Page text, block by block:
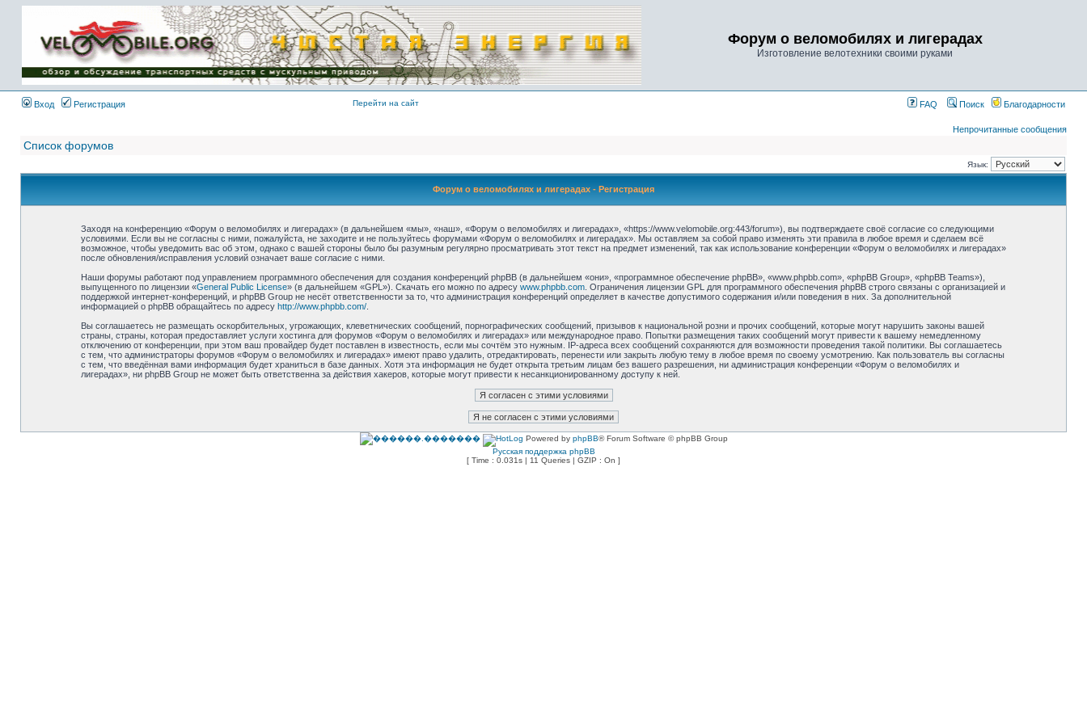
Имя пользователя:
Пароль:
{ LOG_ME_IN_SHORT
}
Форум о веломобилях и лигерадах
Изготовление велотехники своими руками
Вход Регистрация Перейти на сайт FAQ Поиск Благодарности
Непрочитанные сообщения
Список форумов
Язык:
Форум о веломобилях и лигерадах - Регистрация
Заходя на конференцию «Форум о веломобилях и лигерадах» (в дальнейшем «мы», «наш», «Форум о веломобилях и лигерадах», «https://www.velomobile.org:443/forum»), вы подтверждаете своё согласие со следующими
условиями. Если вы не согласны с ними, пожалуйста, не заходите и не пользуйтесь форумами «Форум о веломобилях и лигерадах». Мы оставляем за собой право изменять эти правила в любое время и сделаем всё
возможное, чтобы уведомить вас об этом, однако с вашей стороны было бы разумным регулярно просматривать этот текст на предмет изменений, так как использование конференции «Форум о веломобилях и лигерадах»
после обновления/исправления условий означает ваше согласие с ними.
Наши форумы работают под управлением программного обеспечения для создания конференций phpBB (в дальнейшем «они», «программное обеспечение phpBB», «www.phpbb.com», «phpBB Group», «phpBB Teams»),
выпущенного по лицензии «General Public License» (в дальнейшем «GPL»). Скачать его можно по адресу www.phpbb.com . Ограничения лицензии GPL для программного обеспечения phpBB строго связаны с организацией и
поддержкой интернет-конференций, и phpBB Group не несёт ответственности за то, что администрация конференций определяет в качестве допустимого содержания и/или поведения в них. За дополнительной
информацией о phpBB обращайтесь по адресу http://www.phpbb.com/
Вы соглашаетесь не размещать оскорбительных, угрожающих, клеветнических сообщений, порнографических сообщений, призывов к национальной розни и прочих сообщений, которые могут нарушить законы вашей
страны, страны, которая предоставляет услуги хостинга для форумов «Форум о веломобилях и лигерадах» или международное право. Попытки размещения таких сообщений могут привести к вашему немедленному
отключению от конференции, при этом ваш провайдер будет поставлен в известность, если мы сочтём это нужным. IP-адреса всех сообщений сохраняются для возможности проведения такой политики. Вы соглашаетесь
с тем, что администраторы форумов «Форум о веломобилях и лигерадах» имеют право удалить, отредактировать, перенести или закрыть любую тему в любое время по своему усмотрению. Как пользователь вы согласны
с тем, что введённая вами информация будет храниться в базе данных. Хотя эта информация не будет открыта третьим лицам без вашего разрешения, ни администрация конференции «Форум о веломобилях и
лигерадах», ни phpBB Group не может быть ответственна за действия хакеров, которые могут привести к несанкционированному доступу к ней.
Powered by phpBB® Forum Software © phpBB Group
Русская поддержка phpBB
[ Time : 0.031s | 11 Queries | GZIP : On ]